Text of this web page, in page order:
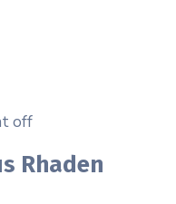
off
Rhaden